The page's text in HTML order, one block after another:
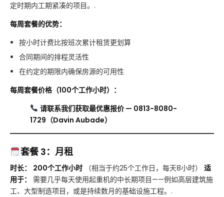
定时期内工期紧凑的项目。.
每周套餐的优势：
按小时计费比按班次累计租赁更划算
合同期间的排程灵活性
在约定的期限内确保房源的可用性
每周套餐价格（100个工作小时）：
请联系我们获取最优惠报价 — 0813-8080-
1729（Davin Aubade）
套餐 3：月租
时长： 200个工作小时 （相当于约25个工作日，每天8小时） 适
用于：
需要几乎每天使用起重机的中长期项目——例如高层建筑施
工、大型制造项目，或是持续数月的基础设施工程。.